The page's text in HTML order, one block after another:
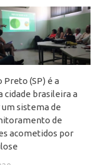
Preto (SP) é a
cidade brasileira a
sistema de
de
acometidos por